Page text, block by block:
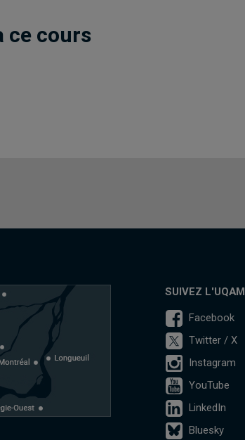
ce cours
SUIVEZ L'UQAM
Facebook
Twitter / X
Instagram
YouTube
LinkedIn
Bluesky